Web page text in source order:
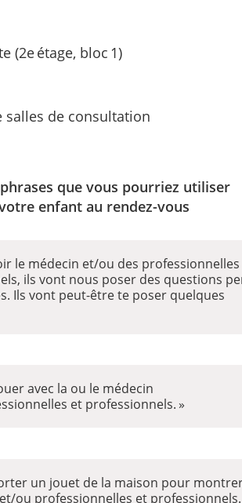
(2e étage, bloc 1)
salles de consultation
que vous pourriez utiliser
enfant au rendez-vous
le médecin et/ou des professionnelles
ils vont nous poser des questions
Ils vont peut-être te poser quelques
avec la ou le médecin
et professionnels. »
un jouet de la maison pour
ou professionnelles et